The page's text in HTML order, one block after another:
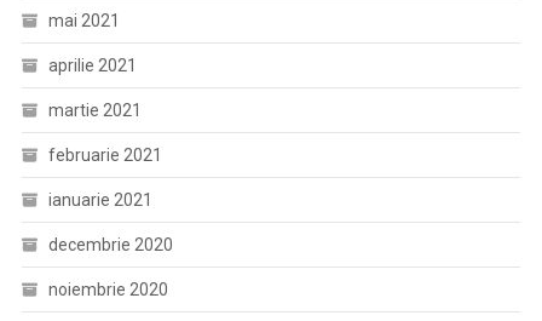
mai 2021
aprilie 2021
martie 2021
februarie 2021
ianuarie 2021
decembrie 2020
noiembrie 2020